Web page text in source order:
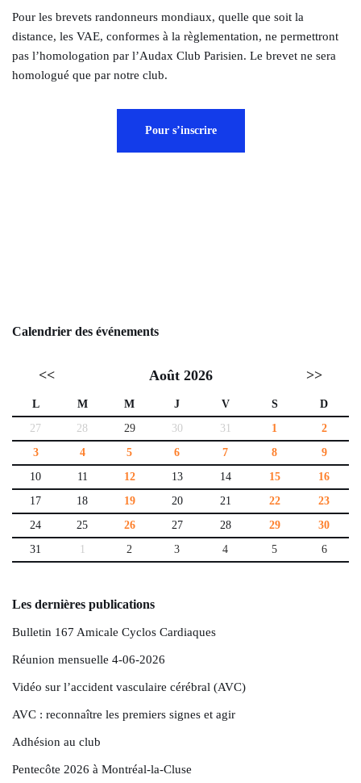
Pour les brevets randonneurs mondiaux, quelle que soit la
distance, les VAE, conformes à la règlementation, ne permettront
pas l’homologation par l’Audax Club Parisien. Le brevet ne sera
homologué que par notre club.
Pour s’inscrire
Calendrier des événements
<< Août 2026 >>
L M M J V S
D
27
28 29 30 31 1
2
3
4 5 6 7 8
9
10
11 12 13 14 15
16
17
18 19 20 21 22
23
24
25 26 27 28 29
30
31
1 2 3 4 5 6
Les dernières publications
Bulletin 167 Amicale Cyclos Cardiaques
Réunion mensuelle 4-06-2026
Vidéo sur l’accident vasculaire cérébral (AVC)
AVC : reconnaître les premiers signes et agir
Adhésion au club
Pentecôte 2026 à Montréal-la-Cluse